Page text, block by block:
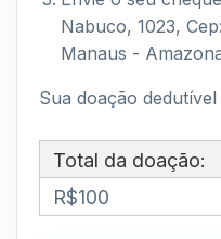
Nabuco, 1023,
Manaus -
Sua doação
Total da doação:
R$100